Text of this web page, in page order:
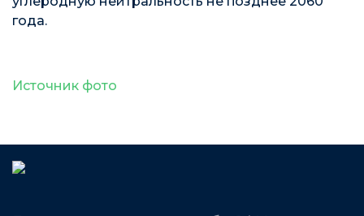
года.
Источник фото